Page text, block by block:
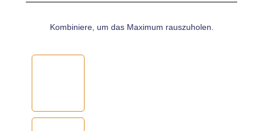
Kombiniere, um das Maximum rauszuholen.